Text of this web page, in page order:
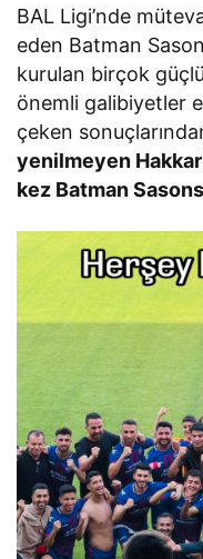
BAL Ligi’nde
eden Batman
kurulan birçok
önemli galibiyetler
çeken
yenilmeyen
kez Batman